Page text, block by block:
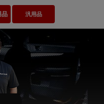
品 汎用品